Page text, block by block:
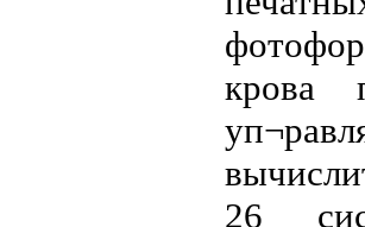
крова
26